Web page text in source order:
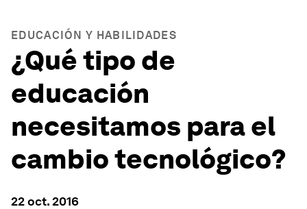
EDUCACIÓN Y HABILIDADES
¿Qué tipo de
educación
necesitamos para el
cambio tecnológico?
22 oct. 2016